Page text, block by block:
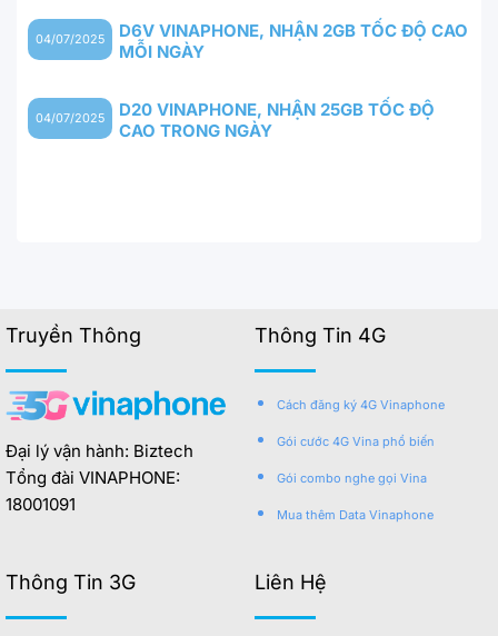
D6V VINAPHONE, NHẬN 2GB TỐC ĐỘ CAO
MỖI NGÀY
04/07/2025
D20 VINAPHONE, NHẬN 25GB TỐC ĐỘ
CAO TRONG NGÀY
04/07/2025
Truyền Thông
Đại lý vận hành: Biztech
Tổng đài VINAPHONE:
18001091
Thông Tin 4G
Cách đăng ký 4G Vinaphone
Gói cước 4G Vina phổ biến
Gói combo nghe gọi Vina
Mua thêm Data Vinaphone
Thông Tin 3G Liên Hệ